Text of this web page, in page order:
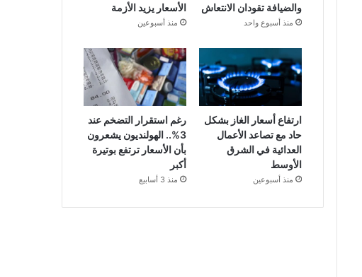
والضيافة تقودان الانتعاش
منذ أسبوع واحد
الأسعار يزيد الأزمة
منذ أسبوعين
ارتفاع أسعار الغاز بشكل
حاد مع تصاعد الأعمال
العدائية في الشرق
الأوسط
منذ أسبوعين
رغم استقرار التضخم عند
3%.. الهولنديون يشعرون
بأن الأسعار ترتفع بوتيرة
أكبر
منذ 3 أسابيع